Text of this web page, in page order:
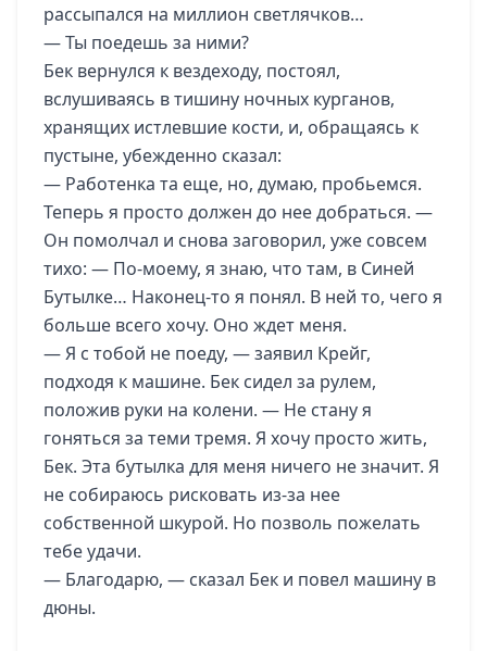
рассыпался на миллион светлячков…
— Ты поедешь за ними?
Бек вернулся к вездеходу, постоял,
вслушиваясь в тишину ночных курганов,
хранящих истлевшие кости, и, обращаясь к
пустыне, убежденно сказал:
— Работенка та еще, но, думаю, пробьемся.
Теперь я просто должен до нее добраться. —
Он помолчал и снова заговорил, уже совсем
тихо: — По-моему, я знаю, что там, в Синей
Бутылке… Наконец-то я понял. В ней то, чего я
больше всего хочу. Оно ждет меня.
— Я с тобой не поеду, — заявил Крейг,
подходя к машине. Бек сидел за рулем,
положив руки на колени. — Не стану я
гоняться за теми тремя. Я хочу просто жить,
Бек. Эта бутылка для меня ничего не значит. Я
не собираюсь рисковать из-за нее
собственной шкурой. Но позволь пожелать
тебе удачи.
— Благодарю, — сказал Бек и повел машину в
дюны.